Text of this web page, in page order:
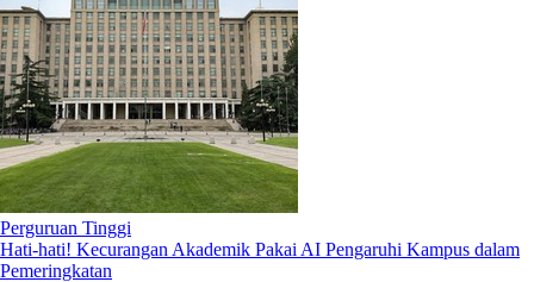
Perguruan Tinggi
Hati-hati! Kecurangan Akademik Pakai AI Pengaruhi Kampus dalam
Pemeringkatan